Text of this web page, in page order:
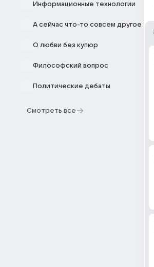
Информационные технологии
А сейчас что-то совсем другое
О любви без купюр
Философский вопрос
Политические дебаты
Смотреть все